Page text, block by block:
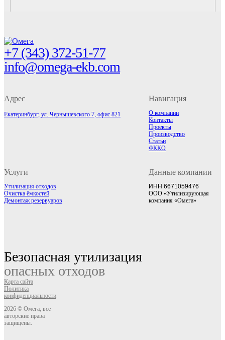
На главную
+7 (343) 372-51-77
info@omega-ekb.com
Адрес
Екатеринбург, ул. Чернышевского 7, офис 821
Навигация
О компании
Контакты
Проекты
Производство
Статьи
ФККО
Услуги
Утилизация отходов
Очистка ёмкостей
Демонтаж резервуаров
Данные компании
ИНН 6671059476
ООО «Утилизирующая
компания «Омега»
Безопасная утилизация
опасных отходов
Карта сайта
Политика
конфиденциальности
2026 © Омега, все
авторские права
защищены.